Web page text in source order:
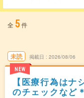
全 5件
未読
NEW
掲載日 2026/08/06
【医療行為は
のチェックなど＊